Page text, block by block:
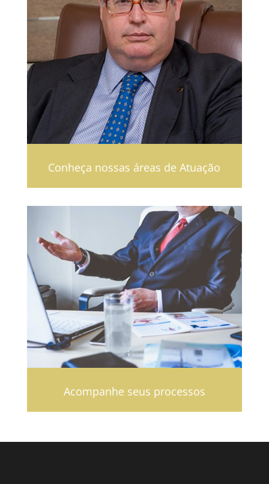
Conheça nossas áreas de Atuação
Acompanhe seus processos